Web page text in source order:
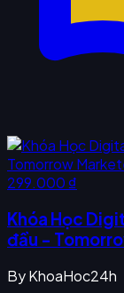
299.000 ₫
Khóa Học
đầu -
ByKhoaHoc24h